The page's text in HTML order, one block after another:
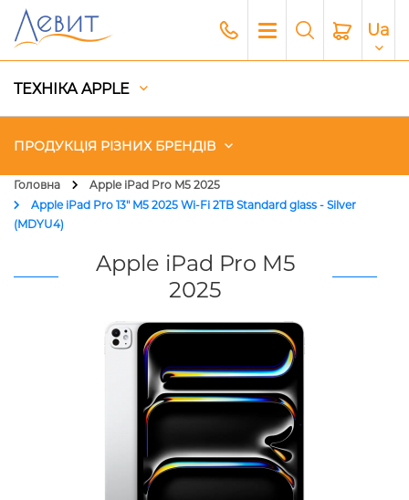
Ua
ТЕХНІКА APPLE
ПРОДУКЦІЯ РІЗНИХ БРЕНДІВ
Чохли
Платний сервіс Apple
Головна
Apple iPad Pro M5 2025
Apple iPad Pro 13" M5 2025 Wi-Fi 2TB Standard glass - Silver
(MDYU4)
Apple iPad Pro M5
2025